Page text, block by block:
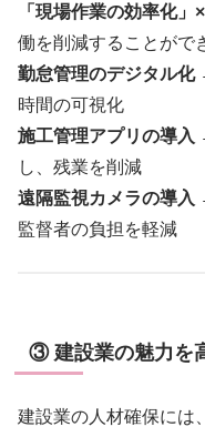
「現場作業の効率化」
働を削減することがで
勤怠管理のデジタル化
時間の可視化
施工管理アプリの導入
し、残業を削減
遠隔監視カメラの導入
監督者の負担を軽減
③ 建設業の魅力を
建設業の人材確保には、